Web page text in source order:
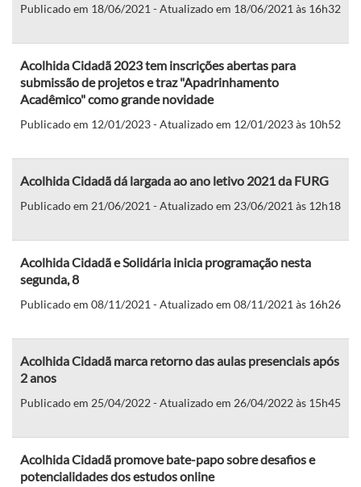
Publicado em 18/06/2021 - Atualizado em 18/06/2021 às 16h32
Acolhida Cidadã 2023 tem inscrições abertas para
submissão de projetos e traz "Apadrinhamento
Acadêmico" como grande novidade
Publicado em 12/01/2023 - Atualizado em 12/01/2023 às 10h52
Acolhida Cidadã dá largada ao ano letivo 2021 da FURG
Publicado em 21/06/2021 - Atualizado em 23/06/2021 às 12h18
Acolhida Cidadã e Solidária inicia programação nesta
segunda, 8
Publicado em 08/11/2021 - Atualizado em 08/11/2021 às 16h26
Acolhida Cidadã marca retorno das aulas presenciais após
2 anos
Publicado em 25/04/2022 - Atualizado em 26/04/2022 às 15h45
Acolhida Cidadã promove bate-papo sobre desafios e
potencialidades dos estudos online